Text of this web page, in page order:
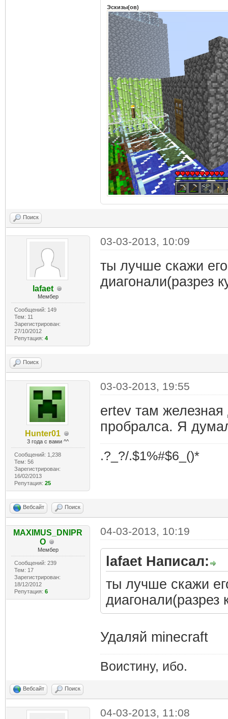
Эскизы(ов)
Поиск
lafaet
Мембер
Сообщений: 149
Тем: 11
Зарегистрирован:
27/10/2012
Репутация: 4
03-03-2013, 10:09
ты лучше скажи
диагонали(разрез
Поиск
Hunter01
3 года с вами ^^
Сообщений: 1,238
Тем: 56
Зарегистрирован:
16/02/2013
Репутация: 25
03-03-2013, 19:55
ertev там железная
пробралса. Я
.?_?/.$1%#$6_()*
Вебсайт Поиск
MAXIMUS_DNIPR
O
Мембер
Сообщений: 239
Тем: 17
Зарегистрирован:
18/12/2012
Репутация: 6
04-03-2013, 10:19
lafaet Написал:
ты лучше скажи
диагонали(разрез
Удаляй minecraft
Воистину, ибо.
Вебсайт Поиск
04-03-2013, 11:08